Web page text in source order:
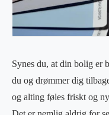
Synes du, at din bolig er
du og drømmer dig
og alting føles friskt og